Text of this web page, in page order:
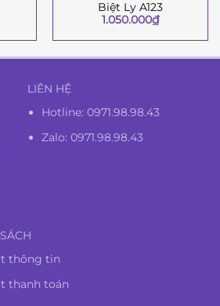
Biệt Ly A123
1.050.000₫
LIÊN HỆ
Hotline:0971.98.98.43
Zalo: 0971.98.98.43
thông tin
thanh toán